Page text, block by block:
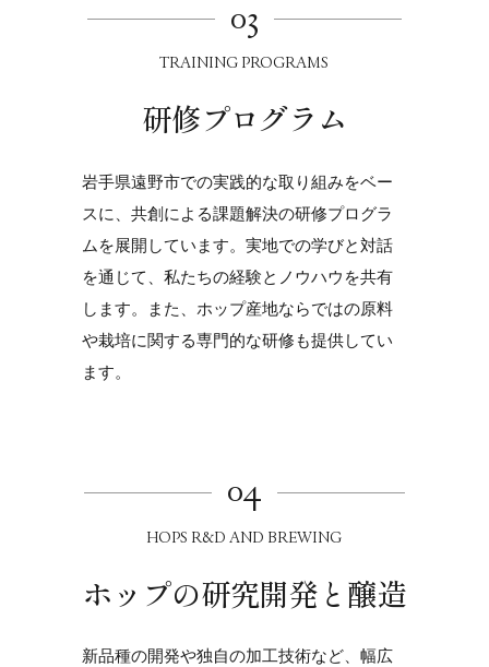
03
TRAINING PROGRAMS
研修プログラム
岩手県遠野市での実践的な取り組みをベー
スに、 共創による課題解決の研修プログラ
ムを展開しています。 実地での学びと対話
を通じて、私たちの経験とノウハウを共有
します。
また、ホップ産地ならではの原料
や栽培に関する専門的な研修も提供してい
ます。
04
HOPS R&D AND BREWING
ホップの研究開発と醸造
新品種の開発や独自の加工技術など、 幅広